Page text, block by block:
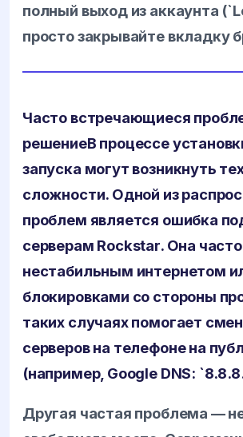
полный выход из аккаунта
просто закрывайте вкладку
Часто встречающиеся
решениеВ процессе
запуска могут возникнуть
сложности. Одной из
проблем является ошибка
серверам Rockstar. Она
нестабильным интернетом
блокировками со стороны
таких случаях помогает
серверов на телефоне на
(например, Google DNS:
Другая частая проблема —